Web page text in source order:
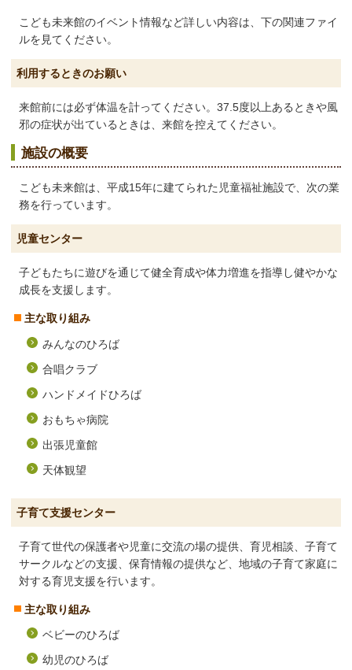
こども未来館のイベント情報など詳しい内容は、下の関連ファイ
ルを見てください。
利用するときのお願い
来館前には必ず体温を計ってください。37.5度以上あるときや風
邪の症状が出ているときは、来館を控えてください。
施設の概要
こども未来館は、平成15年に建てられた児童福祉施設で、次の業
務を行っています。
児童センター
子どもたちに遊びを通じて健全育成や体力増進を指導し健やかな
成長を支援します。
主な取り組み
みんなのひろば
合唱クラブ
ハンドメイドひろば
おもちゃ病院
出張児童館
天体観望
子育て支援センター
子育て世代の保護者や児童に交流の場の提供、育児相談、子育て
サークルなどの支援、保育情報の提供など、地域の子育て家庭に
対する育児支援を行います。
主な取り組み
ベビーのひろば
幼児のひろば